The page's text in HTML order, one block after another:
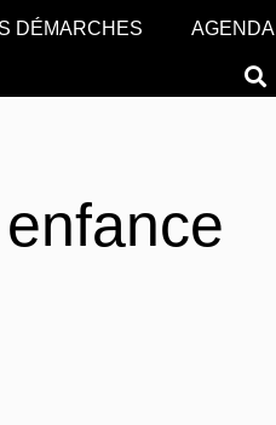
DÉMARCHES AGENDA